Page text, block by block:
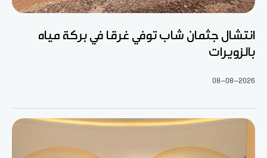
انتشال جثمان شاب توفي غرقا في بركة مياه
بالزويرات
08-08-2026